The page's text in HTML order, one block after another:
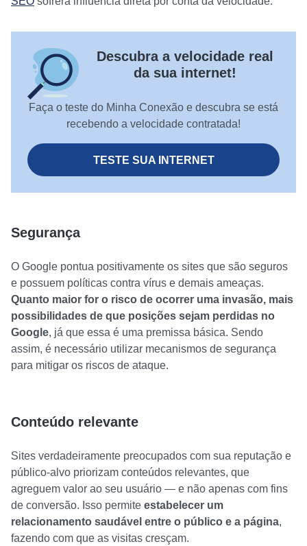
Descubra a velocidade real
da sua internet!
Faça o teste do Minha Conexão e descubra se está
recebendo a velocidade contratada!
TESTE SUA INTERNET
Segurança
O Google pontua positivamente os sites que são seguros
e possuem políticas contra vírus e demais ameaças.
Quanto maior for o risco de ocorrer uma invasão, mais
possibilidades de que posições sejam perdidas no
Google, já que essa é uma premissa básica. Sendo
assim, é necessário utilizar mecanismos de segurança
para mitigar os riscos de ataque.
Conteúdo relevante
Sites verdadeiramente preocupados com sua reputação e
público-alvo priorizam conteúdos relevantes, que
agreguem valor ao seu usuário — e não apenas com fins
de conversão. Isso permite estabelecer um
relacionamento saudável entre o público e a página,
fazendo com que as visitas cresçam.